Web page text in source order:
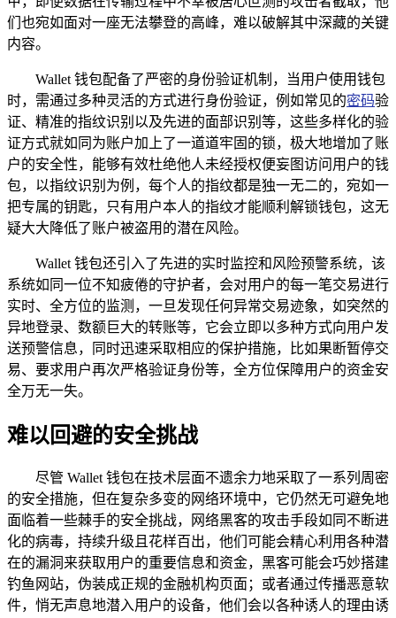
们也宛如面对一座无法攀登的高峰，难以破解其中深藏的关键
内容。
Wallet 钱包配备了严密的身份验证机制，当用户使用钱包
时，需通过多种灵活的方式进行身份验证，例如常见的密码验
证、精准的指纹识别以及先进的面部识别等，这些多样化的验
证方式就如同为账户加上了一道道牢固的锁，极大地增加了账
户的安全性，能够有效杜绝他人未经授权便妄图访问用户的钱
包，以指纹识别为例，每个人的指纹都是独一无二的，宛如一
把专属的钥匙，只有用户本人的指纹才能顺利解锁钱包，这无
疑大大降低了账户被盗用的潜在风险。
Wallet 钱包还引入了先进的实时监控和风险预警系统，该
系统如同一位不知疲倦的守护者，会对用户的每一笔交易进行
实时、全方位的监测，一旦发现任何异常交易迹象，如突然的
异地登录、数额巨大的转账等，它会立即以多种方式向用户发
送预警信息，同时迅速采取相应的保护措施，比如果断暂停交
易、要求用户再次严格验证身份等，全方位保障用户的资金安
全万无一失。
难以回避的安全挑战
尽管 Wallet 钱包在技术层面不遗余力地采取了一系列周密
的安全措施，但在复杂多变的网络环境中，它仍然无可避免地
面临着一些棘手的安全挑战，网络黑客的攻击手段如同不断进
化的病毒，持续升级且花样百出，他们可能会精心利用各种潜
在的漏洞来获取用户的重要信息和资金，黑客可能会巧妙搭建
钓鱼网站，伪装成正规的金融机构页面；或者通过传播恶意软
件，悄无声息地潜入用户的设备，他们会以各种诱人的理由诱